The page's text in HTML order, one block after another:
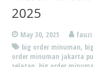
2025
May 30, 2025 fauzi
big order minuman,
order minuman jakarta